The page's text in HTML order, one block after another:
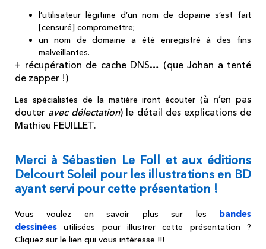
l’utilisateur légitime d’un nom de dopaine s’est fait
[censuré] compromettre;
un nom de domaine a été enregistré à des fins
malveillantes.
+ récupération de cache DNS… (que Johan a tenté
de zapper !)
Les spécialistes de la matière iront écouter (à n’en pas
douter avec délectation) le détail des explications de
Mathieu FEUILLET.
Merci à Sébastien Le Foll et aux éditions
Delcourt Soleil pour les illustrations en BD
ayant servi pour cette présentation !
Vous voulez en savoir plus sur les bandes
dessinées utilisées pour illustrer cette présentation ?
Cliquez sur le lien qui vous intéresse !!!